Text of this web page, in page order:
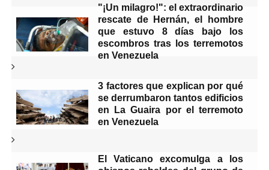
a
s
y
c
o
n
u
a
r
"¡Un milagro!": el extraordinario
rescate de Hernán, el hombre
que estuvo 8 días bajo los
escombros tras los terremotos
en Venezuela
3 factores que explican por qué
se derrumbaron tantos edificios
en La Guaira por el terremoto
en Venezuela
El Vaticano excomulga a los